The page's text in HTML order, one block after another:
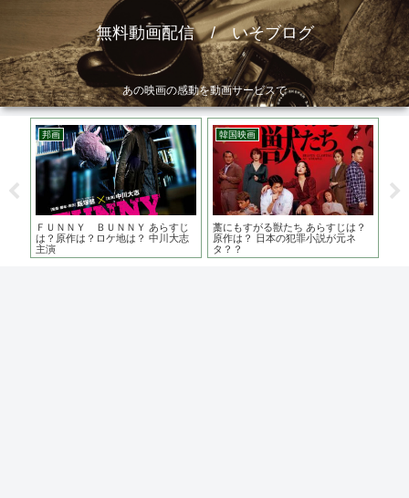
無料動画配信 / いそブログ
あの映画の感動を動画サービスで
邦画
ＦＵＮＮＹ ＢＵＮＮＹ あらすじ
は？原作は？ロケ地は？ 中川大志
主演
韓国映画
藁にもすがる獣たち あらすじは？
原作は？ 日本の犯罪小説が元ネ
タ？？